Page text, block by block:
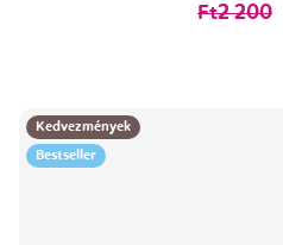
Ft2 200
Kedvezmények
Bestseller